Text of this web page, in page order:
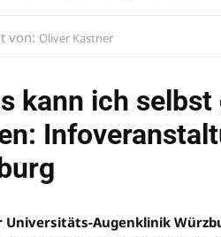
von: Oliver Kastner
kann ich
Augenklinik